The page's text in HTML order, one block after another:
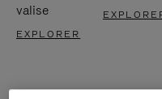
valise
EXPLORER